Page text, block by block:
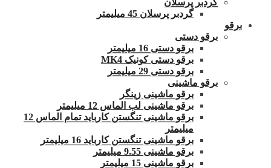
گردبر پرسلان 45 میلیمتر
برقو
برقو دستی
برقو دستی 16 میلیمتر
برقو دستی کونیک MK4
برقو دستی 29 میلیمتر
برقو ماشینی
برقو ماشینی زینگر
برقو ماشینی لب الماس 12 میلیمتر
برقو ماشینی تنگستن کارباید تمام الماس 12
میلیمتر
برقو ماشینی تنگستن کارباید 16 میلیمتر
برقو ماشینی 9.55 میلیمتر
برقو ماشینی 15 میلیمتر